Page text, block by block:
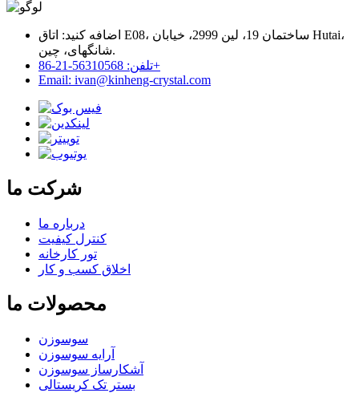
اضافه کنید: اتاق E08، ساختمان 19، لین 2999، خیابان Hutai،
شانگهای، چین.
تلفن: 56310568-21-86+
Email: ivan@kinheng-crystal.com
شرکت ما
درباره ما
کنترل کیفیت
تور کارخانه
اخلاق کسب و کار
محصولات ما
سوسوزن
آرایه سوسوزن
آشکارساز سوسوزن
بستر تک کریستالی